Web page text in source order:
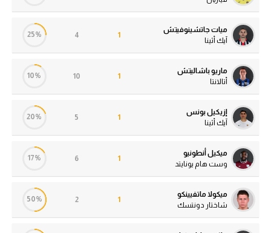
ميات جاتشينوفيتش
آيك أثينا
1
4
25%
ماريو باشاليتش
أتالانتا
1
10
10%
إزيكيل بونس
آيك أثينا
1
5
20%
ميكيل أنطونيو
وست هام يونايتد
1
6
17%
ميكولا ماتفيينكو
شاختار دونتسك
1
2
50%